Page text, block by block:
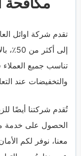
تقدم شركة اوائل
إلى
تناسب جميع
والتخفيضات عند
تُقدم شركتنا أيضًا
الحصول على خدمة
معنا، نوفر لكم